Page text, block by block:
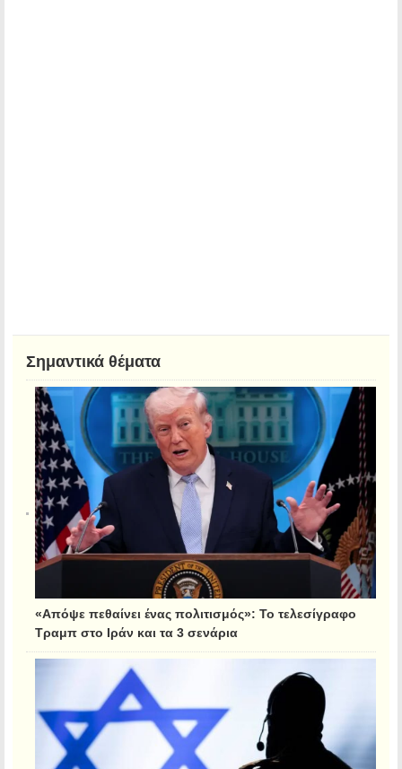
Σημαντικά θέματα
«Απόψε πεθαίνει ένας πολιτισμός»: Το τελεσίγραφο
Τραμπ στο Ιράν και τα 3 σενάρια